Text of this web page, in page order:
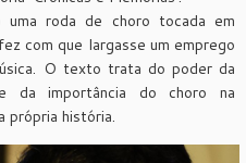
roda de choro tocada em
com que largasse um emprego
O texto trata do poder da
da importância do choro na
própria história.